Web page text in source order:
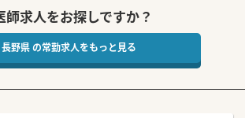
師求人をお探しですか？
長野県 の常勤求人をもっと見る